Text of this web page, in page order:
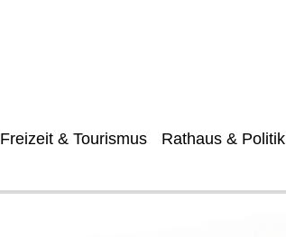
Freizeit & Tourismus Rathaus & Politik